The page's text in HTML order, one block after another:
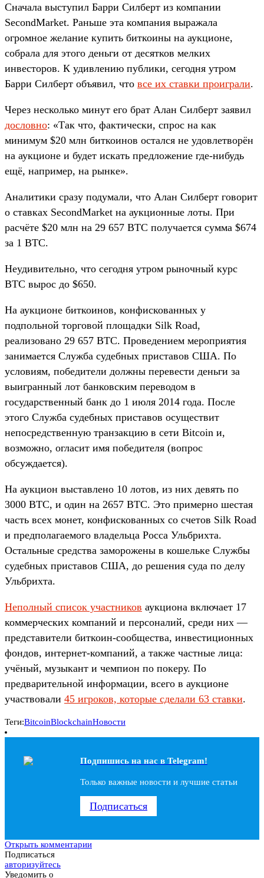
Сначала выступил Барри Силберт из компании
SecondMarket. Раньше эта компания выражала
огромное желание купить биткоины на аукционе,
собрала для этого деньги от десятков мелких
инвесторов. К удивлению публики, сегодня утром
Барри Силберт объявил, что все их ставки проиграли.
Через несколько минут его брат Алан Силберт заявил
дословно: «Так что, фактически, спрос на как
минимум $20 млн биткоинов остался не удовлетворён
на аукционе и будет искать предложение где-нибудь
ещё, например, на рынке».
Аналитики сразу подумали, что Алан Силберт говорит
о ставках SecondMarket на аукционные лоты. При
расчёте $20 млн на 29 657 BTC получается сумма $674
за 1 BTC.
Неудивительно, что сегодня утром рыночный курс
BTC вырос до $650.
На аукционе биткоинов, конфискованных у
подпольной торговой площадки Silk Road,
реализовано 29 657 BTC. Проведением мероприятия
занимается Служба судебных приставов США. По
условиям, победители должны перевести деньги за
выигранный лот банковским переводом в
государственный банк до 1 июля 2014 года. После
этого Служба судебных приставов осуществит
непосредственную транзакцию в сети Bitcoin и,
возможно, огласит имя победителя (вопрос
обсуждается).
На аукцион выставлено 10 лотов, из них девять по
3000 BTC, и один на 2657 BTC. Это примерно шестая
часть всех монет, конфискованных со счетов Silk Road
и предполагаемого владельца Росса Ульбрихта.
Остальные средства заморожены в кошельке Службы
судебных приставов США, до решения суда по делу
Ульбрихта.
Неполный список участников аукциона включает 17
коммерческих компаний и персоналий, среди них —
представители биткоин-сообщества, инвестиционных
фондов, интернет-компаний, а также частные лица:
учёный, музыкант и чемпион по покеру. По
предварительной информации, всего в аукционе
участвовали 45 игроков, которые сделали 63 ставки.
Теги:BitcoinBlockchainНовости
Подпишись на наc в Telegram!
Только важные новости и лучшие статьи
Подписаться
Открыть комментарии
Подписаться
авторизуйтесь
Уведомить о